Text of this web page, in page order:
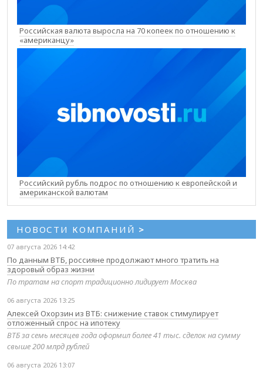
Российская валюта выросла на 70 копеек по отношению к
«американцу»
Российский рубль подрос по отношению к европейской и
американской валютам
НОВОСТИ КОМПАНИЙ >
07 августа 2026 14:42
По данным ВТБ, россияне продолжают много тратить на
здоровый образ жизни
По тратам на спорт традиционно лидирует Москва
06 августа 2026 13:25
Алексей Охорзин из ВТБ: снижение ставок стимулирует
отложенный спрос на ипотеку
ВТБ за семь месяцев года оформил более 41 тыс. сделок на сумму
свыше 200 млрд рублей
06 августа 2026 13:07